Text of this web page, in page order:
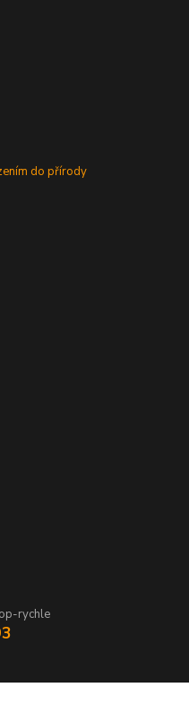
do přírody
rychle